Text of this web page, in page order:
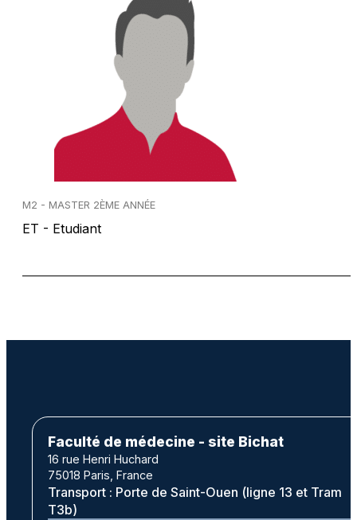
M2 - MASTER 2ÈME ANNÉE
ET - Etudiant
Faculté de médecine - site Bichat
16 rue Henri Huchard
75018 Paris, France
Transport : Porte de Saint-Ouen (ligne 13 et Tram
T3b)